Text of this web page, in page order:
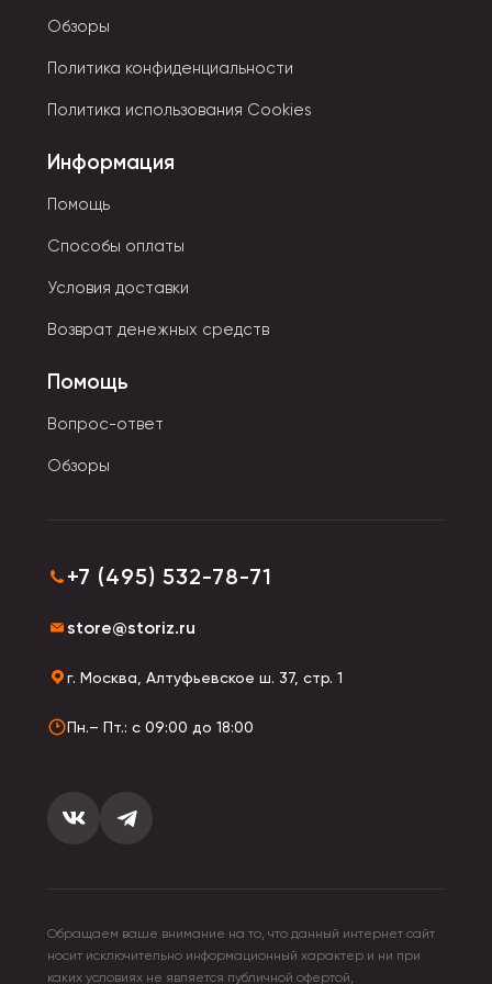
Конструктор стоит на специальной подставке,
поэтому вполне может стать частью коллекции
Мелкие детали.
Все детали сделаны из безопасного ABS пластика.
Обзоры
Политика конфиденциальности
Политика использования Cookies
Информация
Помощь
Способы оплаты
Условия доставки
Возврат денежных средств
Помощь
Вопрос-ответ
Обзоры
+7 (495) 532-78-71
store@storiz.ru
г. Москва, Алтуфьевское ш. 37, стр. 1
Пн.– Пт.: с 09:00 до 18:00
Обращаем ваше внимание на то, что данный интернет сайт
носит исключительно информационный характер и ни при
каких условиях не является публичной офертой,